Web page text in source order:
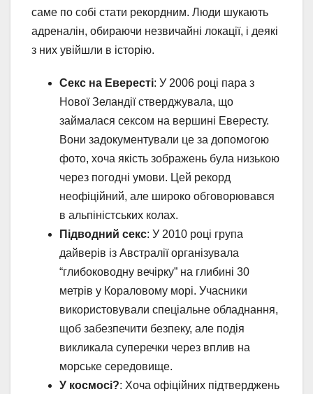
саме по собі стати рекордним. Люди шукають
адреналін, обираючи незвичайні локації, і деякі
з них увійшли в історію.
Секс на Евересті: У 2006 році пара з
Нової Зеландії стверджувала, що
займалася сексом на вершині Евересту.
Вони задокументували це за допомогою
фото, хоча якість зображень була низькою
через погодні умови. Цей рекорд
неофіційний, але широко обговорювався
в альпіністських колах.
Підводний секс: У 2010 році група
дайверів із Австралії організувала
“глибоководну вечірку” на глибині 30
метрів у Кораловому морі. Учасники
використовували спеціальне обладнання,
щоб забезпечити безпеку, але подія
викликала суперечки через вплив на
морське середовище.
У космосі?: Хоча офіційних підтверджень